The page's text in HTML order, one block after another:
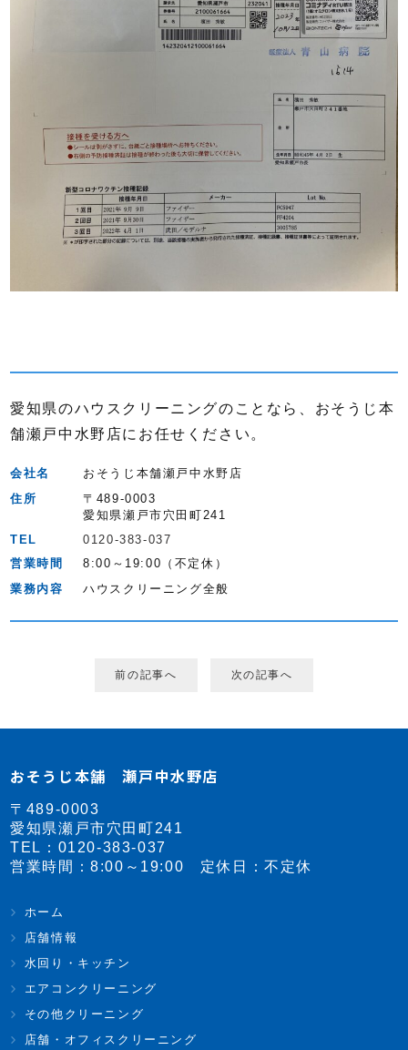
愛知県のハウスクリーニングのことなら、おそうじ本
舗瀬戸中水野店にお任せください。
会社名
おそうじ本舗瀬戸中水野店
住所
〒489-0003
愛知県瀬戸市穴田町241
TEL
0120-383-037
営業時間
8:00～19:00（不定休）
業務内容
ハウスクリーニング全般
前の記事へ 次の記事へ
おそうじ本舗 瀬戸中水野店
〒489-0003
愛知県瀬戸市穴田町241
TEL： 0120-383-037
営業時間：8:00～19:00 定休日：不定休
ホーム
店舗情報
水回り・キッチン
エアコンクリーニング
その他クリーニング
店舗・オフィスクリーニング